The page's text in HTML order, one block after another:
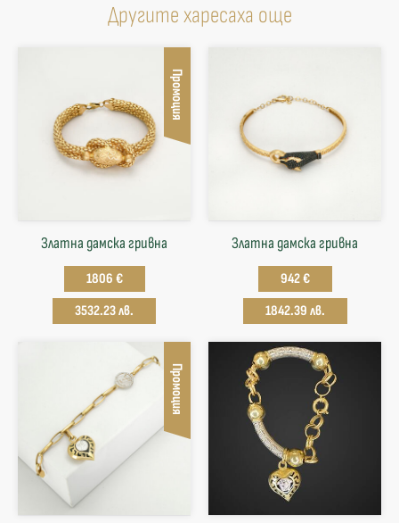
Другите харесаха още
Промоция
Златна дамска гривна
1806 €
3532.23 лв.
Златна дамска гривна
942 €
1842.39 лв.
Промоция